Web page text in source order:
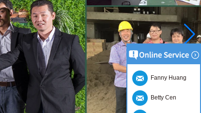
Fanny Huang
Betty Cen